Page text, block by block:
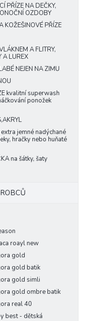
PŘÍZE NA DEČKY,
OZDOBY
KOŽEŠINOVÉ PŘÍZE
A FLITRY,
A LUREX
NEJEN NA ZIMU
kvalitní superwash
ponožek
extra jemné nadýchané
hračky nebo huňaté
na šátky, šaty
roayl new
gold
gold batik
gold simli
gold ombre batik
real 40
best - dětská